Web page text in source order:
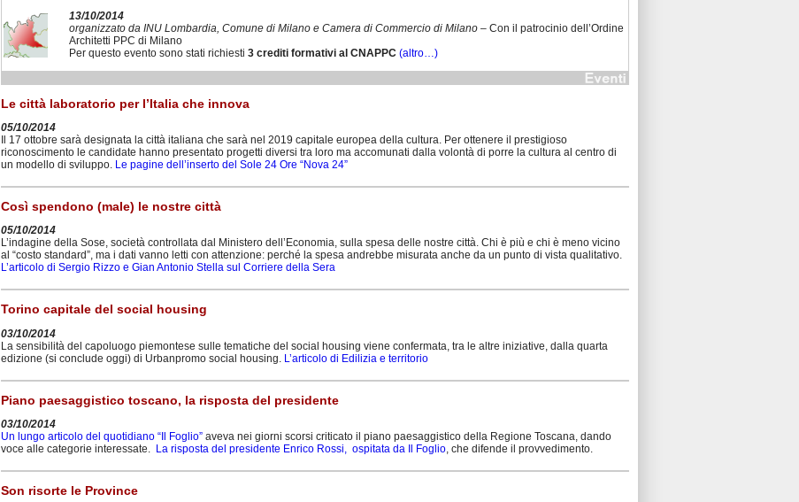
13/10/2014
organizzato da INU Lombardia, Comune di Milano e Camera di Commercio di Milano – Con il patrocinio dell’Ordine
Architetti PPC di Milano
Per questo evento sono stati richiesti 3 crediti formativi al CNAPPC (altro…)
Le città laboratorio per l’Italia che innova
05/10/2014
Il 17 ottobre sarà designata la città italiana che sarà nel 2019 capitale europea della cultura. Per ottenere il prestigioso
riconoscimento le candidate hanno presentato progetti diversi tra loro ma accomunati dalla volontà di porre la cultura al centro di
un modello di sviluppo. Le pagine dell’inserto del Sole 24 Ore “Nova 24”
Così spendono (male) le nostre città
05/10/2014
L’indagine della Sose, società controllata dal Ministero dell’Economia, sulla spesa delle nostre città. Chi è più e chi è meno vicino
al “costo standard”, ma i dati vanno letti con attenzione: perché la spesa andrebbe misurata anche da un punto di vista qualitativo.
L’articolo di Sergio Rizzo e Gian Antonio Stella sul Corriere della Sera
Torino capitale del social housing
03/10/2014
La sensibilità del capoluogo piemontese sulle tematiche del social housing viene confermata, tra le altre iniziative, dalla quarta
edizione (si conclude oggi) di Urbanpromo social housing. L’articolo di Edilizia e territorio
Piano paesaggistico toscano, la risposta del presidente
03/10/2014
Un lungo articolo del quotidiano “Il Foglio” aveva nei giorni scorsi criticato il piano paesaggistico della Regione Toscana, dando
voce alle categorie interessate. La risposta del presidente Enrico Rossi, ospitata da Il Foglio, che difende il provvedimento.
Son risorte le Province